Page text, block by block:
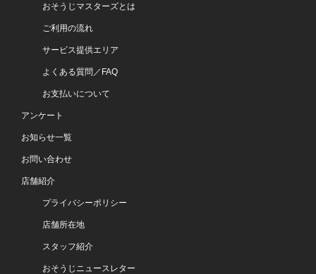
おそうじマスターズとは
ご利用の流れ
サービス提供エリア
よくある質問／FAQ
お支払いについて
アンケート
お知らせ一覧
お問い合わせ
店舗紹介
プライバシーポリシー
店舗所在地
スタッフ紹介
おそうじニュースレター